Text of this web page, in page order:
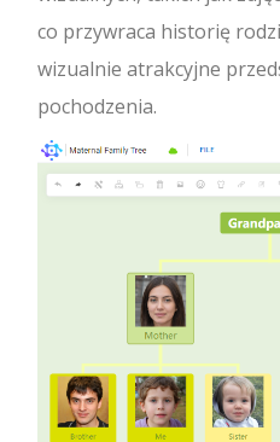
co przywraca historię
wizualnie atrakcyjne
pochodzenia.